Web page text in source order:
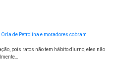
Orla de Petrolina e moradores cobram
pois ratos não tem hábito diurno, eles não